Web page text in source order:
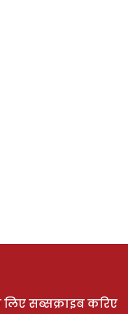
सब्सक्राइब करिए